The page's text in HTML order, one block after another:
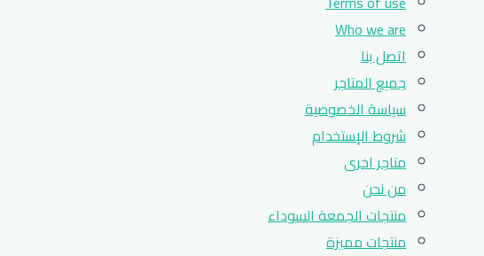
Who we are
اتصل بنا
جميع المتاجر
سياسة الخصوصية
شروط الإستخدام
متاجر اخرى
من نحن
منتجات الجمعة السوداء
منتجات مميزة